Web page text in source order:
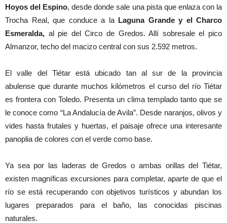
Hoyos del Espino, desde donde sale una pista que enlaza con la
Trocha Real, que conduce a la Laguna Grande y el Charco
Esmeralda, al pie del Circo de Gredos. Allí sobresale el pico
Almanzor, techo del macizo central con sus 2.592 metros.
El valle del Tiétar está ubicado tan al sur de la provincia
abulense que durante muchos kilómetros el curso del río Tiétar
es frontera con Toledo. Presenta un clima templado tanto que se
le conoce como “La Andalucía de Avila”. Desde naranjos, olivos y
vides hasta frutales y huertas, el paisaje ofrece una interesante
panoplia de colores con el verde como base.
Ya sea por las laderas de Gredos o ambas orillas del Tiétar,
existen magníficas excursiones para completar, aparte de que el
río se está recuperando con objetivos turísticos y abundan los
lugares preparados para el baño, las conocidas piscinas
naturales.